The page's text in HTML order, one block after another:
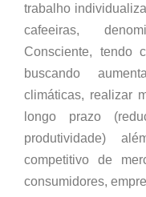
trabalho
cafeeiras,
Consciente, tendo
buscando
climáticas, realizar
longo prazo
produtividade)
competitivo de
consumidores,